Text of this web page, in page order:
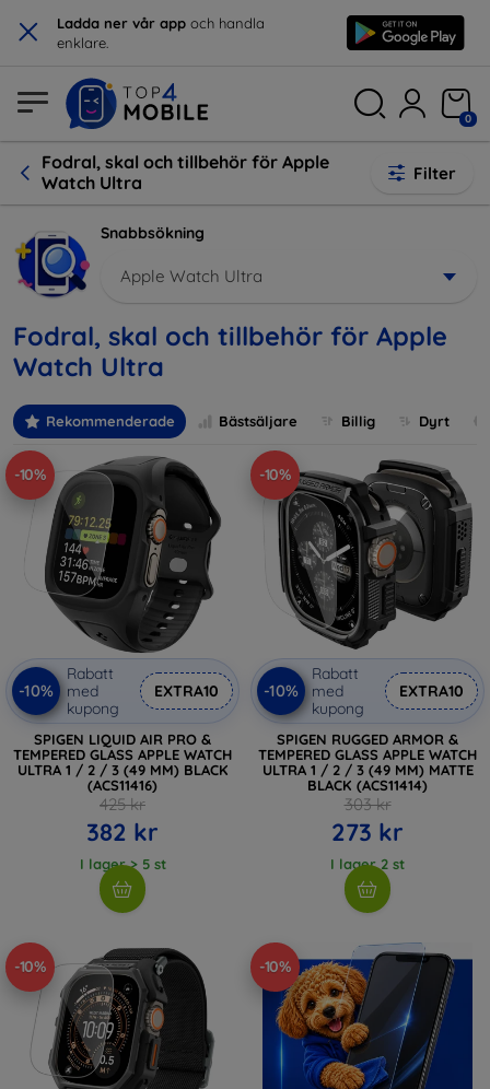
× Ladda ner vår app och handla
enklare.
0
Fodral, skal och tillbehör för Apple
Watch Ultra
Filter
Snabbsökning
Apple Watch Ultra
Fodral, skal och tillbehör för Apple
Watch Ultra
Rekommenderade Bästsäljare Billig Dyrt
-10%
-10%
Rabatt
med
kupong
EXTRA10
SPIGEN LIQUID AIR PRO &
TEMPERED GLASS APPLE WATCH
ULTRA 1 / 2 / 3 (49 MM) BLACK
(ACS11416)
425 kr
382 kr
I lager > 5 st
-10%
-10%
Rabatt
med
kupong
EXTRA10
SPIGEN RUGGED ARMOR &
TEMPERED GLASS APPLE WATCH
ULTRA 1 / 2 / 3 (49 MM) MATTE
BLACK (ACS11414)
303 kr
273 kr
I lager 2 st
-10% -10%